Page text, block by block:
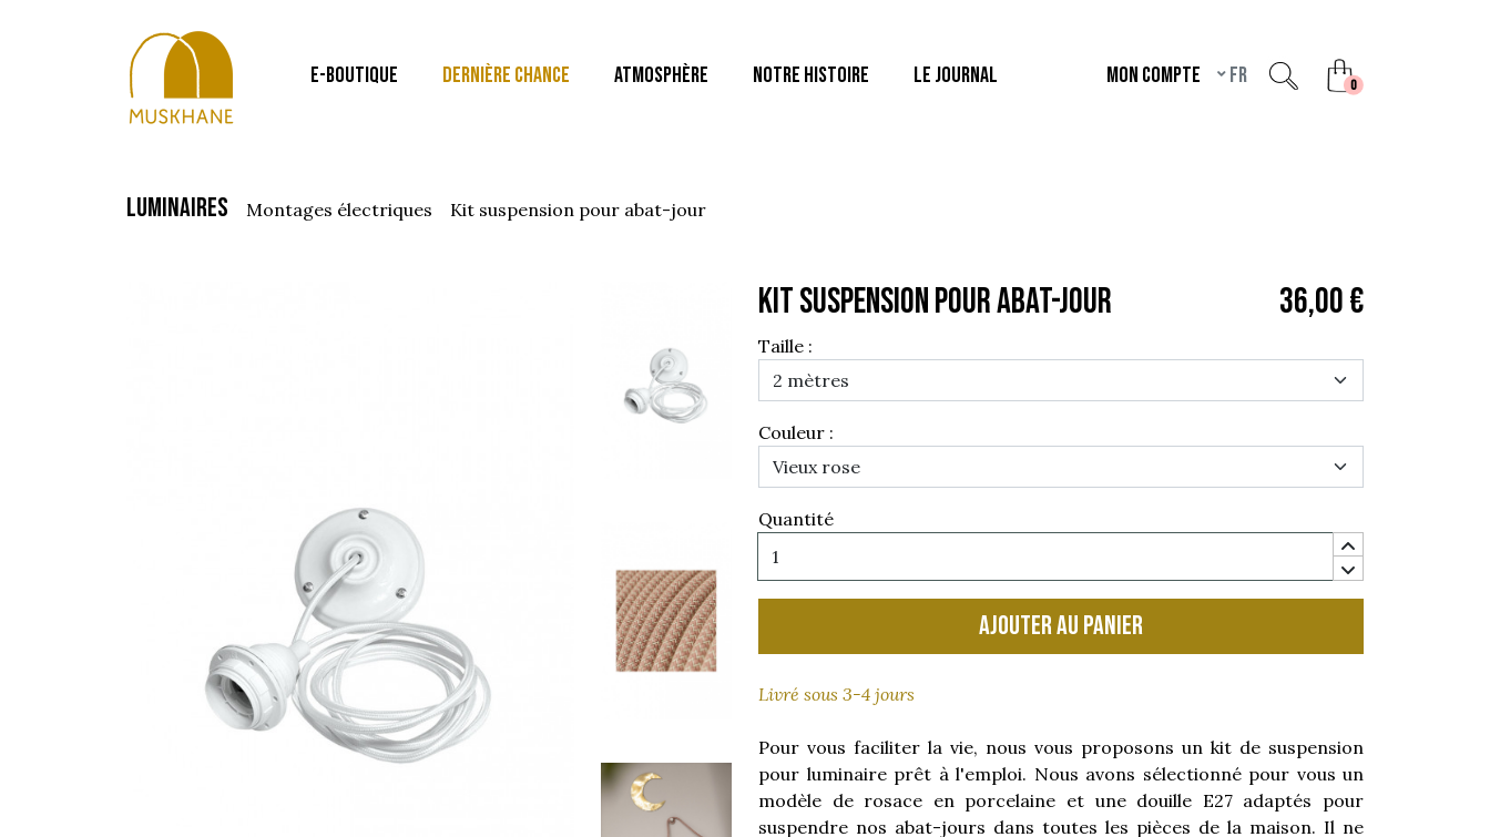
E-BOUTIQUE DERNIÈRE CHANCE ATMOSPHÈRE NOTRE HISTOIRE LE JOURNAL Mon compte fr 0unread messages
luminaires montages électriques kit suspension pour abat-jour
KIT SUSPENSION POUR ABAT-JOUR 36,00 €
Taille :
Couleur :
Quantité
Ajouter au panier
Livré sous 3-4 jours
Pour vous faciliter la vie, nous vous proposons un kit de suspension
pour luminaire prêt à l'emploi. Nous avons sélectionné pour vous un
modèle de rosace en porcelaine et une douille E27 adaptés pour
suspendre nos abat-jours dans toutes les pièces de la maison. Il ne